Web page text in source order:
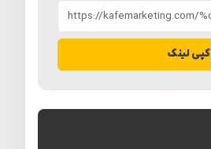
کپی لینک